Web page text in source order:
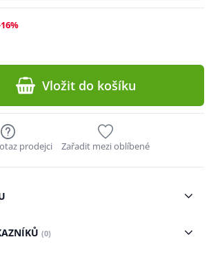
Vložit do košíku
prodejci Zařadit mezi oblíbené
(0)